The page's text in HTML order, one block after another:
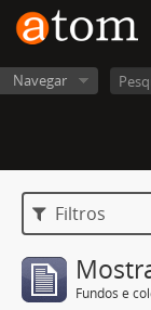
Navegar
Filtros
Fundos e